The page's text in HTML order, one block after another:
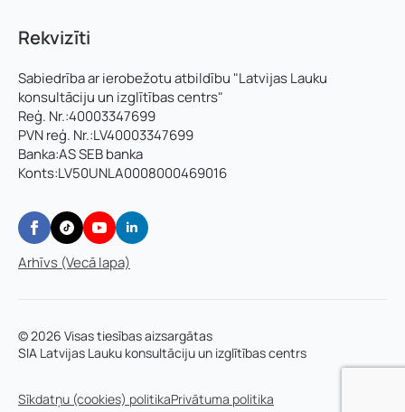
Rekvizīti
Sabiedrība ar ierobežotu atbildību "Latvijas Lauku
konsultāciju un izglītības centrs"
Reģ. Nr.:40003347699
PVN reģ. Nr.:LV40003347699
Banka:AS SEB banka
Konts:LV50UNLA0008000469016
Arhīvs (Vecā lapa)
© 2026 Visas tiesības aizsargātas
SIA Latvijas Lauku konsultāciju un izglītības centrs
Sīkdatņu (cookies) politikaPrivātuma politika